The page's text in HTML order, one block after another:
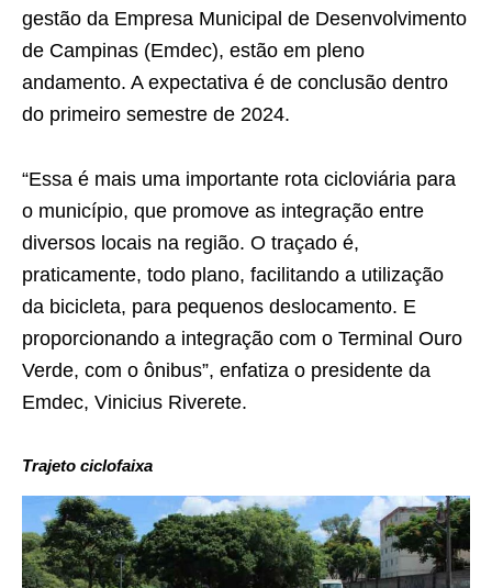
gestão da Empresa Municipal de Desenvolvimento
de Campinas (Emdec), estão em pleno
andamento. A expectativa é de conclusão dentro
do primeiro semestre de 2024.
“Essa é mais uma importante rota cicloviária para
o município, que promove as integração entre
diversos locais na região. O traçado é,
praticamente, todo plano, facilitando a utilização
da bicicleta, para pequenos deslocamento. E
proporcionando a integração com o Terminal Ouro
Verde, com o ônibus”, enfatiza o presidente da
Emdec, Vinicius Riverete.
Trajeto ciclofaixa